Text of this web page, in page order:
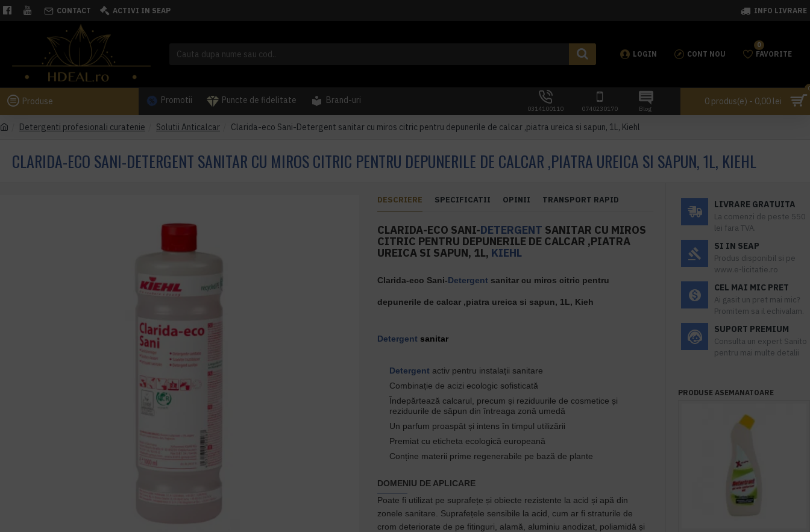
CONTACT ACTIVI IN SEAP INFO LIVRARE
LOGIN CONT NOU FAVORITE
0
Produse Promotii Puncte de fidelitate Brand-uri
0314100110 0740230170 Blog
0 produs(e) - 0,00 lei
Detergenti profesionali curatenie Solutii Anticalcar Clarida-eco Sani-Detergent sanitar cu miros citric pentru depunerile de calcar ,piatra ureica si sapun, 1L, Kiehl
CLARIDA-ECO SANI-DETERGENT SANITAR CU MIROS CITRIC PENTRU DEPUNERILE DE CALCAR ,PIATRA UREICA SI SAPUN, 1L, KIEHL
DESCRIERE SPECIFICATII OPINII TRANSPORT RAPID
CLARIDA-ECO SANI-DETERGENT SANITAR CU MIROS
CITRIC PENTRU DEPUNERILE DE CALCAR ,PIATRA
UREICA SI SAPUN, 1L, KIEHL
Clarida-eco Sani-Detergent sanitar cu miros citric pentru
depunerile de calcar ,piatra ureica si sapun, 1L, Kieh
Detergent sanitar
Detergent activ pentru instalații sanitare
Combinație de acizi ecologic sofisticată
Îndepărtează calcarul, precum și reziduurile de cosmetice și
reziduurile de săpun din întreaga zonă umedă
Un parfum proaspăt și intens în timpul utilizării
Premiat cu eticheta ecologică europeană
Conține materii prime regenerabile pe bază de plante
DOMENIU DE APLICARE
Poate fi utilizat pe suprafețe și obiecte rezistente la acid și apă din
zonele sanitare. Suprafețele sensibile la acid, cum ar fi straturile de
crom deteriorate de pe fitinguri, alamă, aluminiu anodizat, poliamidă și
LIVRARE GRATUITA
La comenzi de peste 550
lei fara TVA.
SI IN SEAP
Produs disponibil si pe
www.e-licitatie.ro
CEL MAI MIC PRET
Ai gasit un pret mai mic?
Promitem sa il echivalam.
SUPORT PREMIUM
Consulta un expert Sanito
pentru mai multe detalii
PRODUSE ASEMANATOARE